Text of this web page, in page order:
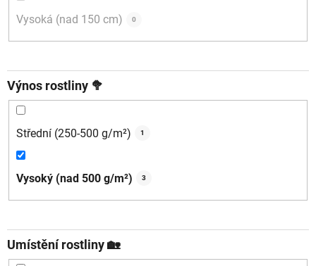
Vysoká (nad 150 cm) 0
Výnos rostliny 🥦
Střední (250-500 g/m²) 1
Vysoký (nad 500 g/m²) 3
Umístění rostliny 🏡